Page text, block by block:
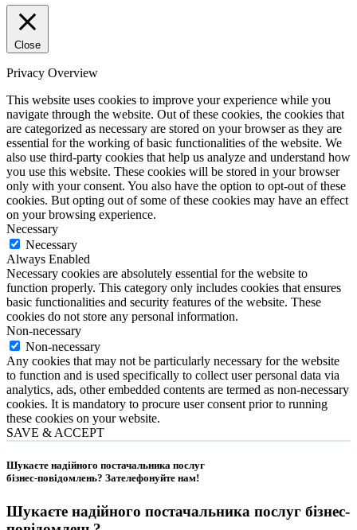
Close
Privacy Overview
This website uses cookies to improve your experience while you
navigate through the website. Out of these cookies, the cookies that
are categorized as necessary are stored on your browser as they are
essential for the working of basic functionalities of the website. We
also use third-party cookies that help us analyze and understand how
you use this website. These cookies will be stored in your browser
only with your consent. You also have the option to opt-out of these
cookies. But opting out of some of these cookies may have an effect
on your browsing experience.
Necessary
Necessary
Always Enabled
Necessary cookies are absolutely essential for the website to
function properly. This category only includes cookies that ensures
basic functionalities and security features of the website. These
cookies do not store any personal information.
Non-necessary
Non-necessary
Any cookies that may not be particularly necessary for the website
to function and is used specifically to collect user personal data via
analytics, ads, other embedded contents are termed as non-necessary
cookies. It is mandatory to procure user consent prior to running
these cookies on your website.
SAVE & ACCEPT
Шукаєте надійного постачальника послуг
бізнес-повідомлень? Зателефонуйте нам!
Шукаєте надійного постачальника послуг бізнес-